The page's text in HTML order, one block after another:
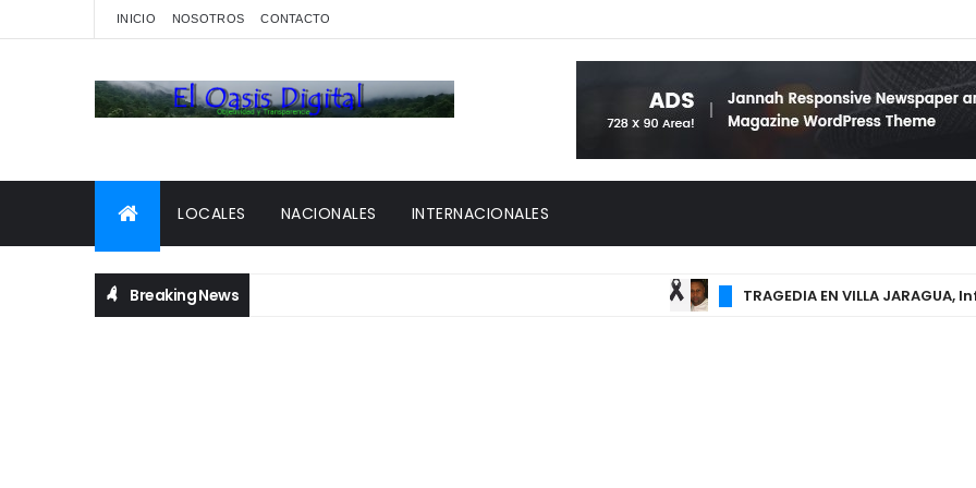
INICIO NOSOTROS CONTACTO
LOCALES NACIONALES INTERNACIONALES
Breaking News TRAGEDIA EN VILLA JARAGUA,